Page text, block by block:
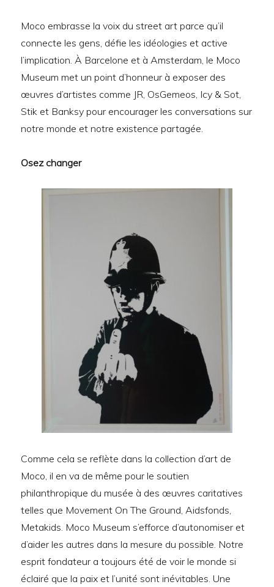
Moco embrasse la voix du street art parce qu’il
connecte les gens, défie les idéologies et active
l’implication. À Barcelone et à Amsterdam, le Moco
Museum met un point d’honneur à exposer des
œuvres d’artistes comme JR, OsGemeos, Icy & Sot,
Stik et Banksy pour encourager les conversations sur
notre monde et notre existence partagée.
Osez changer
Comme cela se reflète dans la collection d’art de
Moco, il en va de même pour le soutien
philanthropique du musée à des œuvres caritatives
telles que Movement On The Ground, Aidsfonds,
Metakids. Moco Museum s’efforce d’autonomiser et
d’aider les autres dans la mesure du possible. Notre
esprit fondateur a toujours été de voir le monde si
éclairé que la paix et l’unité sont inévitables. Une